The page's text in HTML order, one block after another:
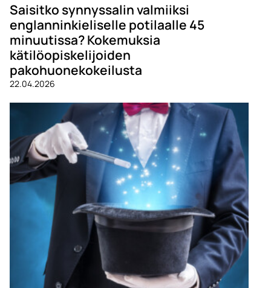
Saisitko synnyssalin valmiiksi
englanninkieliselle potilaalle 45
minuutissa? Kokemuksia
kätilöopiskelijoiden
pakohuonekokeilusta
22.04.2026